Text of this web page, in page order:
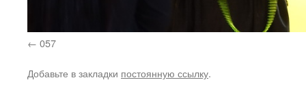
057
Добавьте в закладки постоянную ссылку.